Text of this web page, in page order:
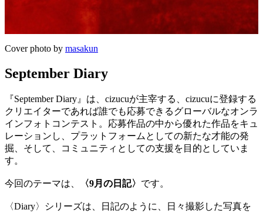
Cover photo by masakun
September Diary
『September Diary』は、cizucuが主宰する、cizucuに登録する
クリエイターであれば誰でも応募できるグローバルなオンラ
インフォトコンテスト。応募作品の中から優れた作品をキュ
レーションし、プラットフォームとしての新たな才能の発
掘、そして、コミュニティとしての支援を目的としていま
す。
今回のテーマは、 〈9月の日記〉 です。
〈Diary〉シリーズは、日記のように、日々撮影した写真を